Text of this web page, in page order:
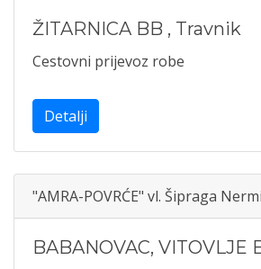
ŽITARNICA BB , Travnik
Cestovni prijevoz robe
Detalji
"AMRA-POVRĆE" vl. Šipraga
BABANOVAC, VITOVLJE